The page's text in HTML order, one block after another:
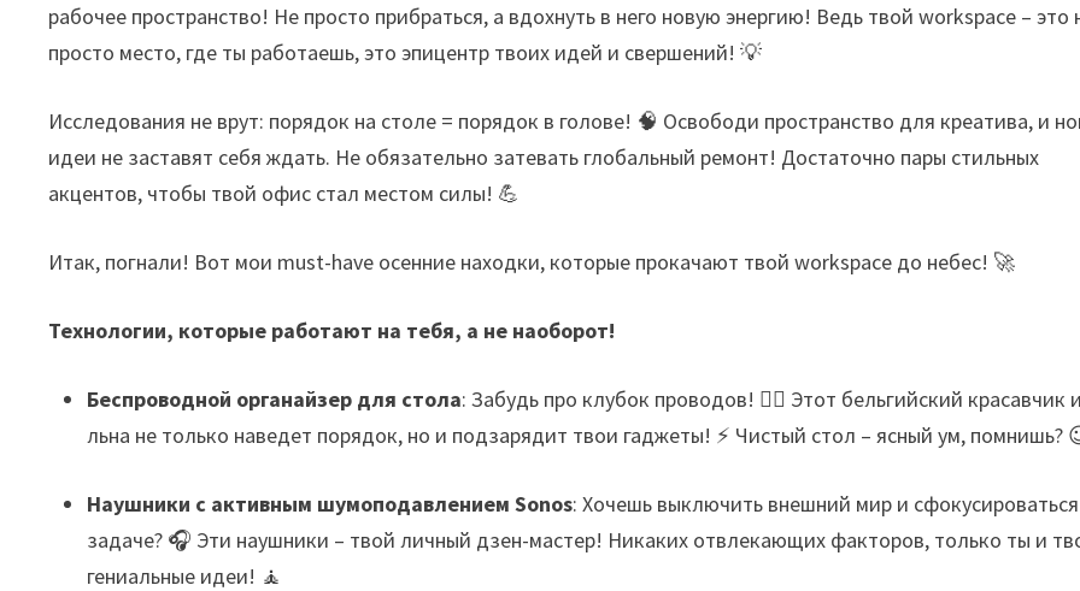
рабочее пространство! Не просто прибраться, а вдохнуть в него новую энергию! Ведь твой workspace – это
просто место, где ты работаешь, это эпицентр твоих идей и свершений! 💡
Исследования не врут: порядок на столе = порядок в голове! 🧠 Освободи пространство для креатива, и
идеи не заставят себя ждать. Не обязательно затевать глобальный ремонт! Достаточно пары стильных
акцентов, чтобы твой офис стал местом силы! 💪
Итак, погнали! Вот мои must-have осенние находки, которые прокачают твой workspace до небес! 🚀
Технологии, которые работают на тебя, а не наоборот!
Беспроводной органайзер для стола: Забудь про клубок проводов! 🙅‍♂️ Этот бельгийский красавчик
льна не только наведет порядок, но и подзарядит твои гаджеты! ⚡️ Чистый стол – ясный ум, помнишь?
Наушники с активным шумоподавлением Sonos: Хочешь выключить внешний мир и
задаче? 🎧 Эти наушники – твой личный дзен-мастер! Никаких отвлекающих факторов, только ты и
гениальные идеи! 🧘